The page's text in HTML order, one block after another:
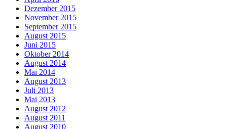
Dezember 2015
November 2015
September 2015
August 2015
Juni 2015
Oktober 2014
August 2014
Mai 2014
August 2013
Juli 2013
Mai 2013
August 2012
August 2011
August 2010